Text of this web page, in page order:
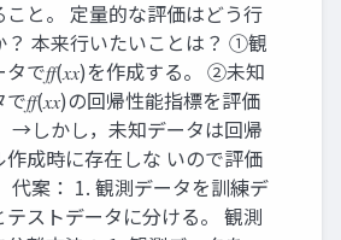
こと。 定量的な評価はどう行
？ 本来行いたいことは？ ①観
で𝑓𝑓(𝑥𝑥)を作成する。 ②未知
𝑓𝑓(𝑥𝑥)の回帰性能指標を評価
→しかし，未知データは回帰
作成時に存在しな いので評価
代案： 1. 観測データを訓練デ
テストデータに分ける。 観測